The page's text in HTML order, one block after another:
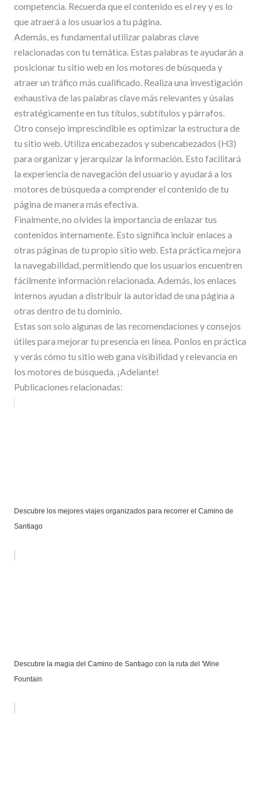
competencia. Recuerda que el contenido es el rey y es lo
que atraerá a los usuarios a tu página.
Además, es fundamental utilizar palabras clave
relacionadas con tu temática. Estas palabras te ayudarán a
posicionar tu sitio web en los motores de búsqueda y
atraer un tráfico más cualificado. Realiza una investigación
exhaustiva de las palabras clave más relevantes y úsalas
estratégicamente en tus títulos, subtítulos y párrafos.
Otro consejo imprescindible es optimizar la estructura de
tu sitio web. Utiliza encabezados y subencabezados (H3)
para organizar y jerarquizar la información. Esto facilitará
la experiencia de navegación del usuario y ayudará a los
motores de búsqueda a comprender el contenido de tu
página de manera más efectiva.
Finalmente, no olvides la importancia de enlazar tus
contenidos internamente. Esto significa incluir enlaces a
otras páginas de tu propio sitio web. Esta práctica mejora
la navegabilidad, permitiendo que los usuarios encuentren
fácilmente información relacionada. Además, los enlaces
internos ayudan a distribuir la autoridad de una página a
otras dentro de tu dominio.
Estas son solo algunas de las recomendaciones y consejos
útiles para mejorar tu presencia en línea. Ponlos en práctica
y verás cómo tu sitio web gana visibilidad y relevancia en
los motores de búsqueda. ¡Adelante!
Publicaciones relacionadas:
Descubre los mejores viajes organizados para recorrer el Camino de
Santiago
Descubre la magia del Camino de Santiago con la ruta del 'Wine
Fountain